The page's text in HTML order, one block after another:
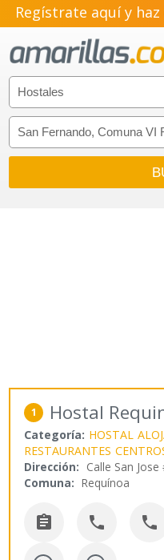
Regístrate aquí y
1 Hostal
Categoría: HOSTAL
RESTAURANTES
Dirección: Calle San
Comuna: Requínoa
  